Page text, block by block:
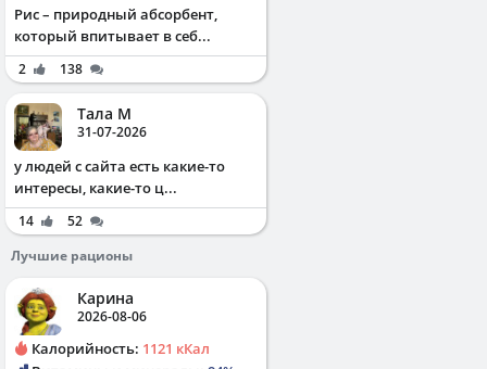
Рис – природный абсорбент,
который впитывает в себ...
2 138
Тала М
31-07-2026
у людей с сайта есть какие-то
интересы, какие-то ц...
14
52
Лучшие рационы
Карина
2026-08-06
Калорийность: 1121 кКал